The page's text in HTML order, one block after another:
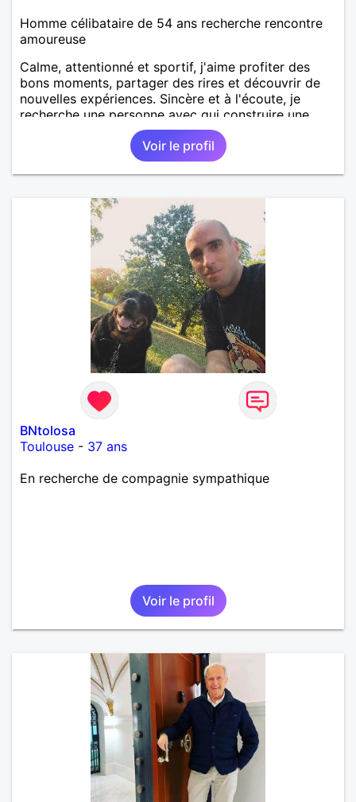
Homme célibataire de 54 ans recherche rencontre
amoureuse
Calme, attentionné et sportif, j'aime profiter des
bons moments, partager des rires et découvrir de
nouvelles expériences. Sincère et à l'écoute, je
recherche une personne avec qui construire une
belle complicité et une relation authentique.
Voir le profil
BNtolosa
Toulouse - 37 ans
En recherche de compagnie sympathique
Voir le profil